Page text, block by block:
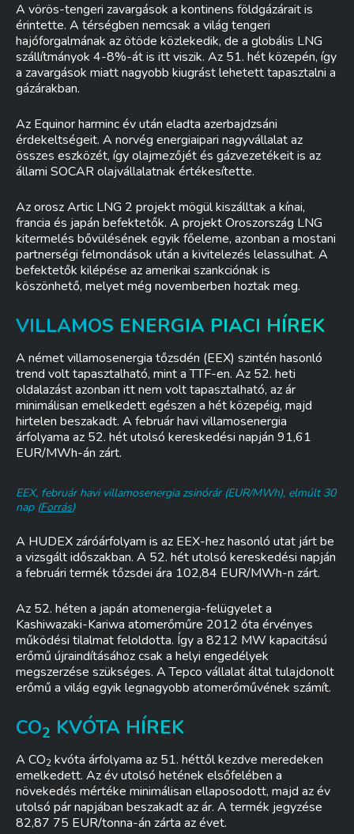
A vörös-tengeri zavargások a kontinens földgázárait is
érintette. A térségben nemcsak a világ tengeri
hajóforgalmának az ötöde közlekedik, de a globális LNG
szállítmányok 4-8%-át is itt viszik. Az 51. hét közepén, így
a zavargások miatt nagyobb kiugrást lehetett tapasztalni a
gázárakban.
Az Equinor harminc év után eladta azerbajdzsáni
érdekeltségeit. A norvég energiaipari nagyvállalat az
összes eszközét, így olajmezőjét és gázvezetékeit is az
állami SOCAR olajvállalatnak értékesítette.
Az orosz Artic LNG 2 projekt mögül kiszálltak a kínai,
francia és japán befektetők. A projekt Oroszország LNG
kitermelés bővülésének egyik főeleme, azonban a mostani
partnerségi felmondások után a kivitelezés lelassulhat. A
befektetők kilépése az amerikai szankciónak is
köszönhető, melyet még novemberben hoztak meg.
VILLAMOS ENERGIA PIACI HÍREK
A német villamosenergia tőzsdén (EEX) szintén hasonló
trend volt tapasztalható, mint a TTF-en. Az 52. heti
oldalazást azonban itt nem volt tapasztalható, az ár
minimálisan emelkedett egészen a hét közepéig, majd
hirtelen beszakadt. A február havi villamosenergia
árfolyama az 52. hét utolsó kereskedési napján 91,61
EUR/MWh-án zárt.
EEX, február havi villamosenergia zsinórár (EUR/MWh), elmúlt 30
nap (Forrás)
A HUDEX záróárfolyam is az EEX-hez hasonló utat járt be
a vizsgált időszakban. A 52. hét utolsó kereskedési napján
a februári termék tőzsdei ára 102,84 EUR/MWh-n zárt.
Az 52. héten a japán atomenergia-felügyelet a
Kashiwazaki-Kariwa atomerőműre 2012 óta érvényes
működési tilalmat feloldotta. Így a 8212 MW kapacitású
erőmű újraindításához csak a helyi engedélyek
megszerzése szükséges. A Tepco vállalat által tulajdonolt
erőmű a világ egyik legnagyobb atomerőművének számít.
CO2 KVÓTA HÍREK
A CO2 kvóta árfolyama az 51. héttől kezdve meredeken
emelkedett. Az év utolsó hetének elsőfelében a
növekedés mértéke minimálisan ellaposodott, majd az év
utolsó pár napjában beszakadt az ár. A termék jegyzése
82,87 75 EUR/tonna-án zárta az évet.